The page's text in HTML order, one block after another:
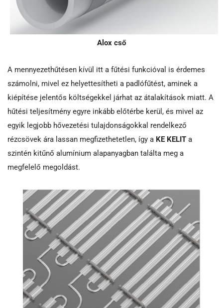
Alox cső
A mennyezethűtésen kívül itt a fűtési funkcióval is érdemes
számolni, mivel ez helyettesítheti a padlófűtést, aminek a
kiépítése jelentős költségekkel járhat az átalakítások miatt. A
hűtési teljesítmény egyre inkább előtérbe kerül, és mivel az
egyik legjobb hővezetési tulajdonságokkal rendelkező
rézcsövek ára lassan megfizethetetlen, így a KE KELIT a
szintén kitűnő alumínium alapanyagban találta meg a
megfelelő megoldást.